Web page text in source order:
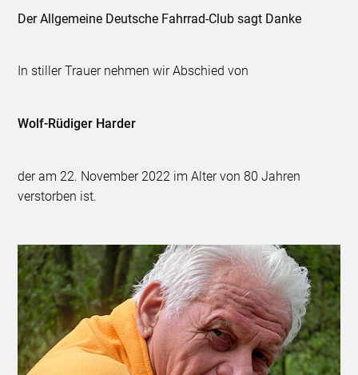
Der Allgemeine Deutsche Fahrrad-Club sagt Danke
In stiller Trauer nehmen wir Abschied von
Wolf-Rüdiger Harder
der am 22. November 2022 im Alter von 80 Jahren
verstorben ist.